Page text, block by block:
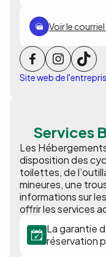
Voir le courriel...
Site web de
Services
Les
disposition des
toilettes, de
mineures, une
informations sur
offrir les services
La garantie
réservation